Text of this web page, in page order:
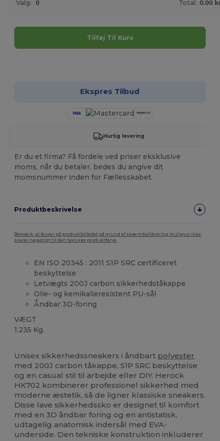
Valg: 0 Total: 0.00
Tilføj Til Kurv
Ekspres Tilbud
Hurtig levering
Er du et firma? Få fordele ved priser eksklusive
moms, når du betaler, bedes du angive dit
momsnummer inden for Fællesskabet.
Produktbeskrivelse
Bemærk, at farven på produktbilledet på grund af skærmkalibrering muligvis ikke
svarer nøjagtigt til den faktiske produktfarve.
EN ISO 20345 : 2011 S1P SRC certificeret
beskyttelse
Letvægts 200J carbon sikkerhedståkappe
Olie- og kemikalieresistent PU-sål
Åndbar 3D-foring
VÆGT
1.235 Kg.
Unisex sikkerhedssneakers i åndbart polyester
med 200J carbon tåkappe, S1P SRC beskyttelse
og en casual stil til arbejde eller DIY. Herock
HK702 kombinerer professionel sikkerhed med
moderne æstetik, så de ligner klassiske sneakers.
Disse lave sikkerhedssko er designet til komfort
med en 3D åndbar foring og en antistatisk,
udtagelig anatomisk indersål med EVA-
underside. Den tekniske konstruktion inkluderer